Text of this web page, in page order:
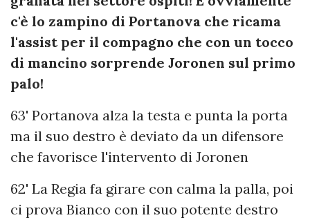
c'è lo zampino di Portanova che ricama
l'assist per il compagno che con un tocco
di mancino sorprende Joronen sul primo
palo!
63' Portanova alza la testa e punta la porta
ma il suo destro è deviato da un difensore
che favorisce l'intervento di Joronen
62' La Regia fa girare con calma la palla, poi
ci prova Bianco con il suo potente destro